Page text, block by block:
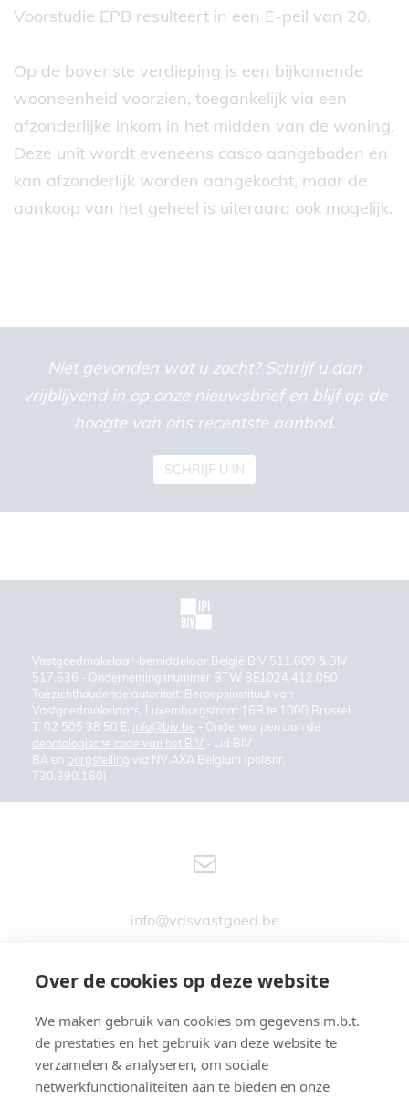
Voorstudie EPB resulteert in een E-peil van 20.
Op de bovenste verdieping is een bijkomende
wooneenheid voorzien, toegankelijk via een
afzonderlijke inkom in het midden van de woning.
Deze unit wordt eveneens casco aangeboden en
kan afzonderlijk worden aangekocht, maar de
aankoop van het geheel is uiteraard ook mogelijk.
Niet gevonden wat u zocht? Schrijf u dan
vrijblijvend in op onze nieuwsbrief en blijf op de
hoogte van ons recentste aanbod.
SCHRIJF U IN
Vastgoedmakelaar-bemiddelaar België BIV 511.609 & BIV
517.636 - Ondernemingsnummer BTW BE1024.412.050
Toezichthoudende autoriteit: Beroepsinstituut van
Vastgoedmakelaars, Luxemburgstraat 16B te 1000 Brussel
T. 02 505 38 50 E. info@biv.be - Onderworpen aan de
deontologische code van het BIV - Lid BIV
BA en borgstelling via NV AXA Belgium (polisnr.
730.390.160)
info@vdsvastgoed.be
Stationsstraat 76
9890 GAVERE
Over de cookies op deze website
We maken gebruik van cookies om gegevens m.b.t.
de prestaties en het gebruik van deze website te
verzamelen & analyseren, om sociale
netwerkfunctionaliteiten aan te bieden en onze